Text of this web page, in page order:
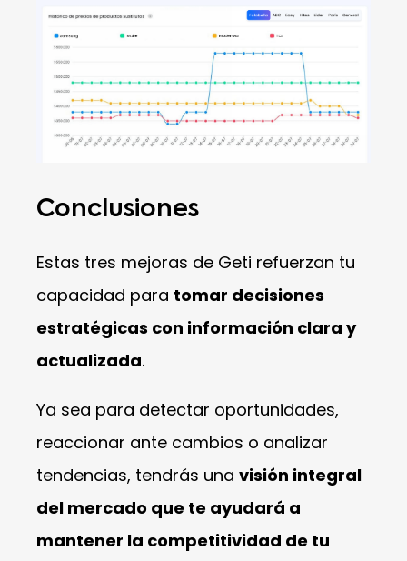
Conclusiones
Estas tres mejoras de Geti refuerzan tu
capacidad para tomar decisiones
estratégicas con información clara y
actualizada.
Ya sea para detectar oportunidades,
reaccionar ante cambios o analizar
tendencias, tendrás una visión integral
del mercado que te ayudará a
mantener la competitividad de tu